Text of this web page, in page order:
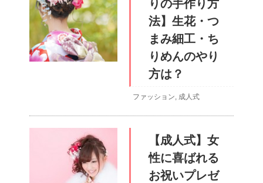
りの手作り方
法】生花・つ
まみ細工・ち
りめんのやり
方は？
ファッション, 成人式
【成人式】女
性に喜ばれる
お祝いプレゼ